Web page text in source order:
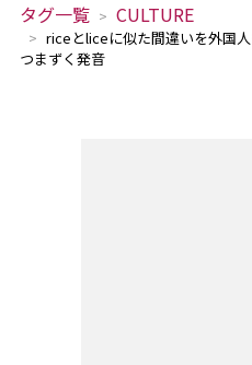
タグ一覧 CULTURE
riceとliceに似た間違いを外国
つまずく発音